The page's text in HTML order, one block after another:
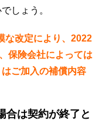
しょう。
な改定により、2022
保険会社によっては
ご加入の補償内容
合は契約が終了と